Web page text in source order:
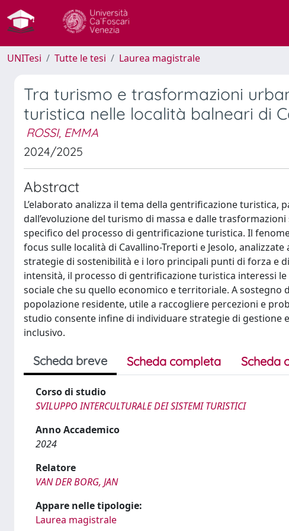
UNITesi Tutte le tesi Laurea magistrale
Tra turismo e trasformazioni
turistica nelle località balneari di
ROSSI, EMMA
2024/2025
Abstract
L’elaborato analizza il tema della gentrificazione
dall’evoluzione del turismo di massa e dalle
specifico del processo di gentrificazione turistica. Il
focus sulle località di Cavallino-Treporti e Jesolo,
strategie di sostenibilità e i loro principali punti di forza e
intensità, il processo di gentrificazione turistica interessi
sociale che su quello economico e territoriale. A
popolazione residente, utile a raccogliere percezioni e
studio consente infine di individuare strategie di
inclusivo.
Scheda breve Scheda completa Scheda
Corso di studio
SVILUPPO INTERCULTURALE DEI SISTEMI TURISTICI
Anno Accademico
2024
Relatore
VAN DER BORG, JAN
Appare nelle tipologie:
Laurea magistrale